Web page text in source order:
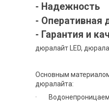
- Надежность
- Оперативная
- Гарантия и
дюралайт LED,
Основным
дюралайта:
·